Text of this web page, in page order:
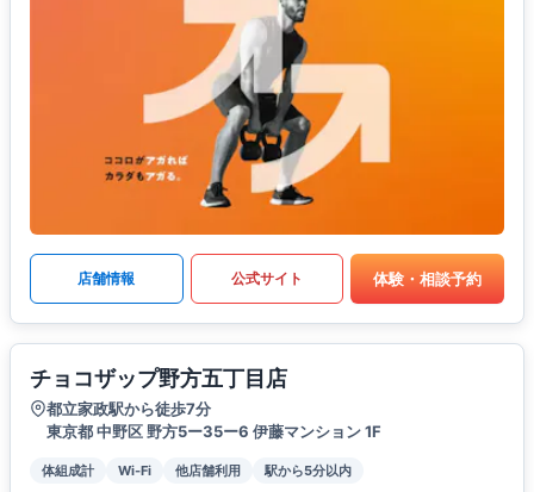
店舗情報 公式サイト 体験・相談予約
チョコザップ野方五丁目店
都立家政駅から徒歩7分
東京都 中野区 野方5ー35ー6 伊藤マンション 1F
体組成計 Wi-Fi 他店舗利用 駅から5分以内